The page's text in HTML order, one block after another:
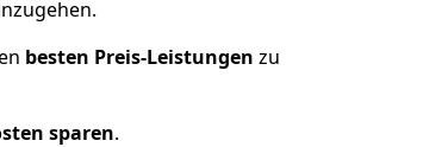
besten Preis-Leistungen zu
sparen.